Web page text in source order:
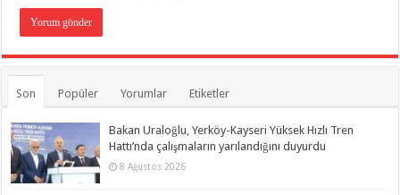
Son Popüler Yorumlar Etiketler
Bakan Uraloğlu, Yerköy-Kayseri Yüksek Hızlı Tren
Hattı’nda çalışmaların yarılandığını duyurdu
8 Ağustos 2026